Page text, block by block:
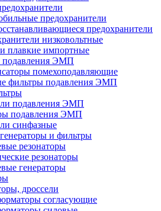
предохранители
предохранители
низковольтные
плавкие импортные
подавления ЭМП
помехоподавляющие
фильтры подавления ЭМП
подавления ЭМП
подавления ЭМП
синфазные
и фильтры
резонаторы
резонаторы
генераторы
дроссели
согласующие